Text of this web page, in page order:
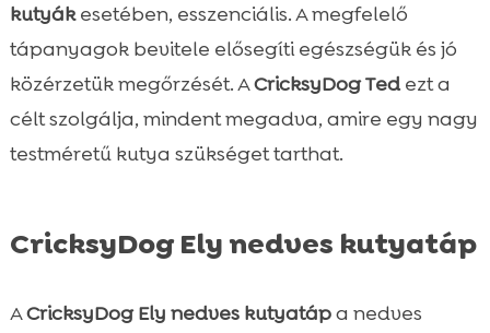
kutyákesetében, esszenciális. A megfelelő
tápanyagok bevitele elősegíti egészségük és jó
közérzetük megőrzését. ACricksyDog Tedezt a
célt szolgálja, mindent megadva, amire egy nagy
testméretű kutya szükséget tarthat.
CricksyDog Ely nedves kutyatáp
ACricksyDog Ely nedves kutyatápa nedves